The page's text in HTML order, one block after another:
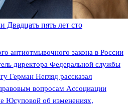
Двадцать пять лет сто
антиотмывочного закона в России
директора Федеральной службы
Герман Негляд рассказал
вопросам Ассоциации
Юсуповой об изменениях,